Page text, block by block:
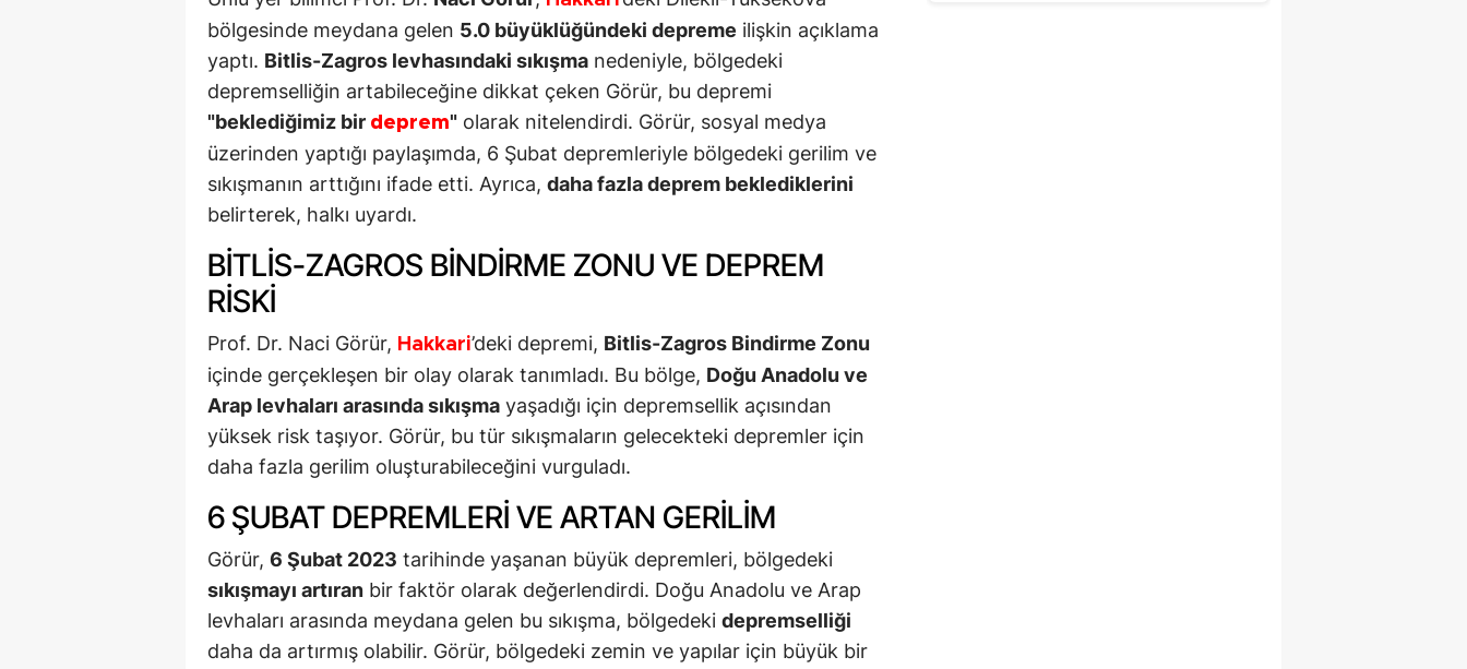
bölgesinde meydana gelen 5.0 büyüklüğündeki depreme ilişkin açıklama
yaptı. Bitlis-Zagros levhasındaki sıkışma nedeniyle, bölgedeki
depremselliğin artabileceğine dikkat çeken Görür, bu depremi
"beklediğimiz bir deprem" olarak nitelendirdi. Görür, sosyal medya
üzerinden yaptığı paylaşımda, 6 Şubat depremleriyle bölgedeki gerilim ve
sıkışmanın arttığını ifade etti. Ayrıca, daha fazla deprem beklediklerini
belirterek, halkı uyardı.
BITLIS-ZAGROS BINDIRME ZONU VE DEPREM
RISKI
Prof. Dr. Naci Görür, Hakkari’deki depremi, Bitlis-Zagros Bindirme Zonu
içinde gerçekleşen bir olay olarak tanımladı. Bu bölge, Doğu Anadolu ve
Arap levhaları arasında sıkışma yaşadığı için depremsellik açısından
yüksek risk taşıyor. Görür, bu tür sıkışmaların gelecekteki depremler için
daha fazla gerilim oluşturabileceğini vurguladı.
6 ŞUBAT DEPREMLERI VE ARTAN GERILIM
Görür, 6 Şubat 2023 tarihinde yaşanan büyük depremleri, bölgedeki
sıkışmayı artıran bir faktör olarak değerlendirdi. Doğu Anadolu ve Arap
levhaları arasında meydana gelen bu sıkışma, bölgedeki depremselliği
daha da artırmış olabilir. Görür, bölgedeki zemin ve yapılar için büyük bir